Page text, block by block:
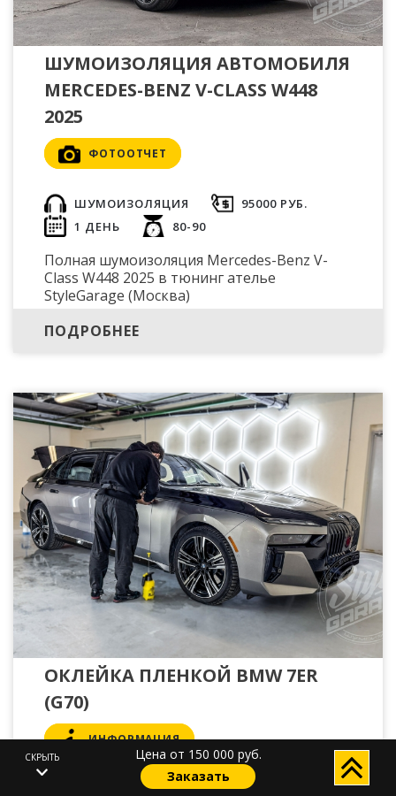
ШУМОИЗОЛЯЦИЯ АВТОМОБИЛЯ
MERCEDES-BENZ V-CLASS W448
2025
ФОТООТЧЕТ
ШУМОИЗОЛЯЦИЯ
95000 РУБ.
1 ДЕНЬ
80-90
Полная шумоизоляция Mercedes-Benz V-
Class W448 2025 в тюнинг ателье
StyleGarage (Москва)
ПОДРОБНЕЕ
ОКЛЕЙКА ПЛЕНКОЙ BMW 7ER
(G70)
ИНФОРМАЦИЯ
ФОТООТЧЕТ
СКРЫТЬ
Цена от 150 000 руб.
Заказать